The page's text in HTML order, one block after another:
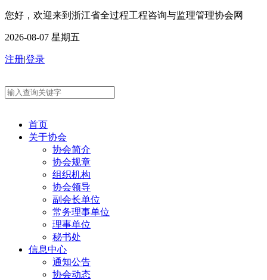
您好，欢迎来到浙江省全过程工程咨询与监理管理协会网
2026-08-07 星期五
注册|登录
首页
关于协会
协会简介
协会规章
组织机构
协会领导
副会长单位
常务理事单位
理事单位
秘书处
信息中心
通知公告
协会动态